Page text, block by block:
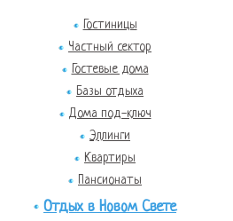
Гостиницы
Частный сектор
Гостевые дома
Базы отдыха
Дома под-ключ
Эллинги
Квартиры
Пансионаты
Отдых в Новом Свете